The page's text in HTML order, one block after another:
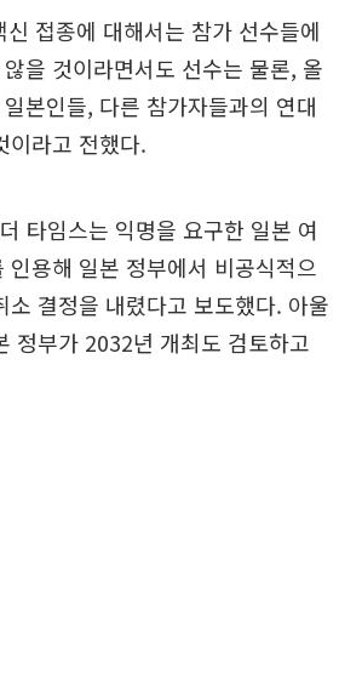
접종에 대해서는 참가 선수들에
을 것이라면서도 선수는 물론, 올
본인들, 다른 참가자들과의 연대
이라고 전했다.
타임스는 익명을 요구한 일본 여
인용해 일본 정부에서 비공식적으
소 결정을 내렸다고 보도했다. 아울
정부가 2032년 개최도 검토하고